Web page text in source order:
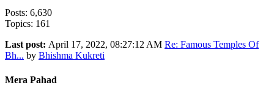
Posts: 6,630
Topics: 161
Last post: April 17, 2022, 08:27:12 AM Re: Famous Temples Of
Bh... by Bhishma Kukreti
Mera Pahad